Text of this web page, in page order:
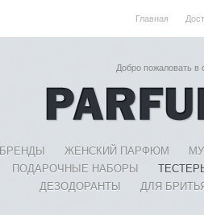
Главная
Добро пожаловать
БРЕНДЫ ЖЕНСКИЙ ПАРФЮМ
ПОДАРОЧНЫЕ НАБОРЫ
ДЕЗОДОРАНТЫ
ДЛЯ